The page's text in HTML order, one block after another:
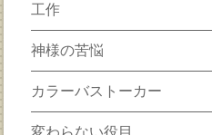
工作
神様の苦悩
カラーバストーカー
変わらない役目